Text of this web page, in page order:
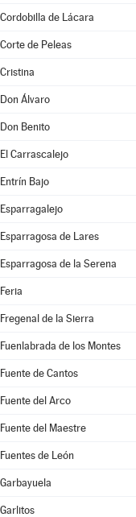
Cordobilla de Lácara
Corte de Peleas
Cristina
Don Álvaro
Don Benito
El Carrascalejo
Entrín Bajo
Esparragalejo
Esparragosa de Lares
Esparragosa de la Serena
Feria
Fregenal de la Sierra
Fuenlabrada de los Montes
Fuente de Cantos
Fuente del Arco
Fuente del Maestre
Fuentes de León
Garbayuela
Garlitos